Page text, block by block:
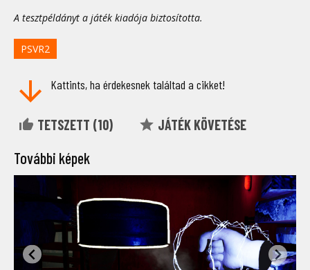
A tesztpéldányt a játék kiadója biztosította.
PSVR2
Kattints, ha érdekesnek találtad a cikket!
TETSZETT (10) JÁTÉK KÖVETÉSE
További képek